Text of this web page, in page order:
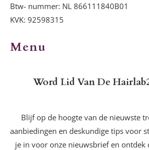
Btw- nummer: NL 866111840B01
KVK: 92598315
Menu
Word Lid Van De
Blijf op de hoogte van de nieuwste
aanbiedingen en deskundige tips voor
je in voor onze nieuwsbrief en ontdek